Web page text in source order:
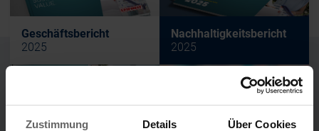
Zustimmung Details Über Cookies
Geschäftsbericht
2025
Nachhaltigkeitsbericht
2025
w